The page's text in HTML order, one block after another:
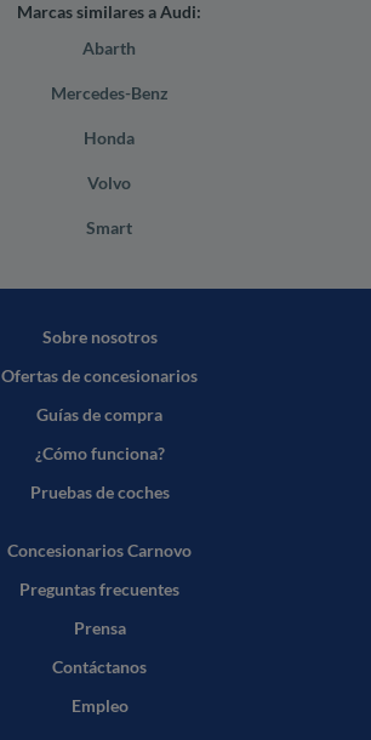
Marcas similares a Audi:
Abarth
Mercedes-Benz
Honda
Volvo
Smart
Sobre nosotros
Ofertas de concesionarios
Guías de compra
¿Cómo funciona?
Pruebas de coches
Concesionarios Carnovo
Preguntas frecuentes
Prensa
Contáctanos
Empleo